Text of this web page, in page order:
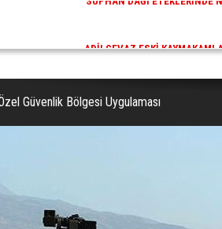
ADILCEVAZ ESKI
Güvenlik Bölgesi Uygulaması